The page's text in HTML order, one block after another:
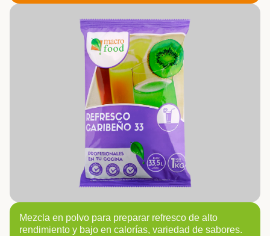
Mezcla en polvo para preparar refresco de alto
rendimiento y bajo en calorías, variedad de sabores.